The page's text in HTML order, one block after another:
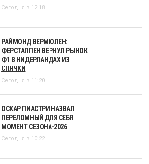
Сегодня в 12:18
РАЙМОНД ВЕРМЮЛЕН:
ФЕРСТАППЕН ВЕРНУЛ РЫНОК
Ф1 В НИДЕРЛАНДАХ ИЗ
СПЯЧКИ
Сегодня в 11:20
ОСКАР ПИАСТРИ НАЗВАЛ
ПЕРЕЛОМНЫЙ ДЛЯ СЕБЯ
МОМЕНТ СЕЗОНА-2026
Сегодня в 10:22